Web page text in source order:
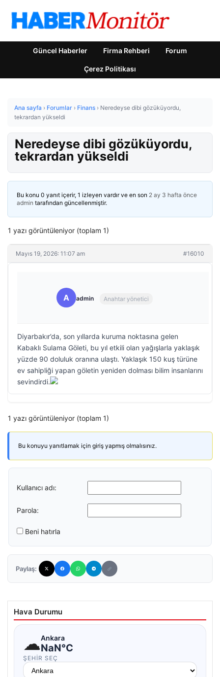
Güncel Haberler Firma Rehberi Forum
Çerez Politikası
Ana sayfa › Forumlar › Finans › Neredeyse dibi gözüküyordu,
tekrardan yükseldi
Neredeyse dibi gözüküyordu,
tekrardan yükseldi
Bu konu 0 yanıt içerir, 1 izleyen vardır ve en son 2 ay 3 hafta önce
admin tarafından güncellenmiştir.
1 yazı görüntüleniyor (toplam 1)
Mayıs 19, 2026: 11:07 am #16010
A admin Anahtar yönetici
Diyarbakır’da, son yıllarda kuruma noktasına gelen
Kabaklı Sulama Göleti, bu yıl etkili olan yağışlarla yaklaşık
yüzde 90 doluluk oranına ulaştı. Yaklaşık 150 kuş türüne
ev sahipliği yapan göletin yeniden dolması bilim insanlarını
sevindirdi.
1 yazı görüntüleniyor (toplam 1)
Bu konuyu yanıtlamak için giriş yapmış olmalısınız.
Kullanıcı adı:
Parola:
Beni hatırla
Paylaş:
Hava Durumu
☁Ankara
NaN°C
ŞEHIR SEÇ